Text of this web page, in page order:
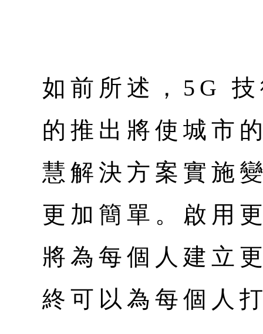
如前所述，5G
的推出將使城市
慧解決方案實施
更加簡單。啟用
將為每個人建立
終可以為每個人